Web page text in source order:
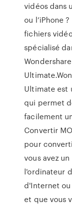
vidéos dans
ou l’iPhone
fichiers
spécialisé
Ultimate est
qui permet
facilement
Convertir
pour
vous avez
l'ordinateur
d'Internet
et que vous